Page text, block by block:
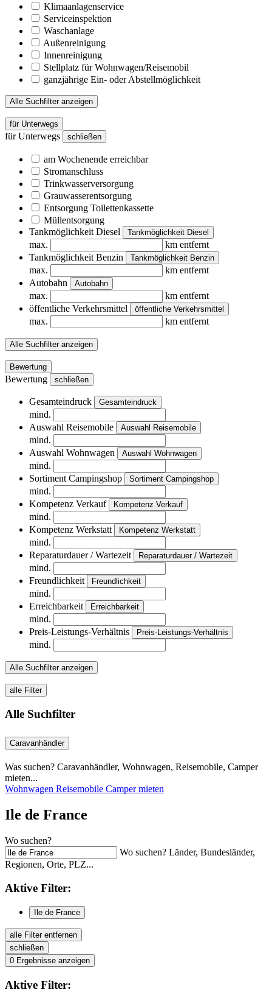
Klimaanlagenservice
Serviceinspektion
Waschanlage
Außenreinigung
Innenreinigung
Stellplatz für Wohnwagen/Reisemobil
ganzjährige Ein- oder Abstellmöglichkeit
Alle Suchfilter anzeigen
für Unterwegs
für Unterwegs schließen
am Wochenende erreichbar
Stromanschluss
Trinkwasserversorgung
Grauwasserentsorgung
Entsorgung Toilettenkassette
Müllentsorgung
Tankmöglichkeit Diesel
Tankmöglichkeit Diesel
max.
km entfernt
Tankmöglichkeit Benzin
Tankmöglichkeit Benzin
max.
km entfernt
Autobahn
Autobahn
max.
km entfernt
öffentliche Verkehrsmittel
öffentliche Verkehrsmittel
max. km entfernt
Alle Suchfilter anzeigen
Bewertung
Bewertung schließen
Gesamteindruck Gesamteindruck
mind.
Auswahl Reisemobile
Auswahl Reisemobile
mind.
Auswahl Wohnwagen
Auswahl Wohnwagen
mind.
Sortiment Campingshop
Sortiment Campingshop
mind.
Kompetenz Verkauf
Kompetenz Verkauf
mind.
Kompetenz Werkstatt
Kompetenz Werkstatt
mind.
Reparaturdauer / Wartezeit
Reparaturdauer / Wartezeit
mind.
Freundlichkeit
Freundlichkeit
mind.
Erreichbarkeit
Erreichbarkeit
mind.
Preis-Leistungs-Verhältnis
Preis-Leistungs-Verhältnis
mind.
Alle Suchfilter anzeigen
alle Filter
Alle Suchfilter
Caravanhändler
Was suchen? Caravanhändler, Wohnwagen, Reisemobile, Camper
mieten...
Wohnwagen Reisemobile Camper mieten
Ile de France
Wo suchen?
Wo suchen? Länder, Bundesländer,
Regionen, Orte, PLZ...
Aktive Filter:
Ile de France
alle Filter entfernen
schließen
0 Ergebnisse anzeigen
Aktive Filter: